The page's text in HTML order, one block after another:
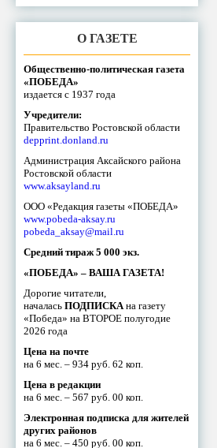
О ГАЗЕТЕ
Общественно-политическая газета
«ПОБЕДА»
издается с 1937 года
Учредители:
Правительство Ростовской области
depprint.donland.ru
Администрация Аксайского района
Ростовской области
www.aksayland.ru
ООО «Редакция газеты «ПОБЕДА»
www.pobeda-aksay.ru
pobeda_aksay@mail.ru
Средний тираж 5 000 экз.
«ПОБЕДА» – ВАША ГАЗЕТА!
Дорогие читатели,
началась ПОДПИСКАна газету
«Победа» на ВТОРОЕ полугодие
2026 года
Цена на почте
на 6 мес. – 934 руб. 62 коп.
Цена в редакции
на 6 мес. – 567 руб. 00 коп.
Электронная подписка для жителей
других районов
на 6 мес. – 450 руб. 00 коп.